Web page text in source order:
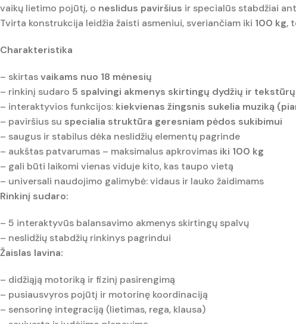
vaikų lietimo pojūtį, o neslidus paviršius ir specialūs stabdžiai
Tvirta konstrukcija leidžia žaisti asmeniui, sveriančiam iki 100 kg,
Charakteristika
– skirtasvaikams nuo 18 mėnesių
– rinkinį sudaro 5 spalvingi akmenys skirtingų dydžių ir tekstūrų
– interaktyvios funkcijos: kiekvienas žingsnis sukelia muziką
– paviršius su specialia struktūra geresniam pėdos sukibimui
– saugus ir stabilus dėka neslidžių elementų pagrinde
– aukštas patvarumas – maksimalus apkrovimas iki 100 kg
– gali būti laikomi vienas viduje kito, kas taupo vietą
– universali naudojimo galimybė: vidaus ir lauko žaidimams
Rinkinį sudaro:
– 5 interaktyvūs balansavimo akmenys skirtingų spalvų
– neslidžių stabdžių rinkinys pagrindui
Žaislas lavina:
– didžiąją motoriką ir fizinį pasirengimą
– pusiausvyros pojūtį ir motorinę koordinaciją
– sensorinę integraciją (lietimas, rega, klausa)